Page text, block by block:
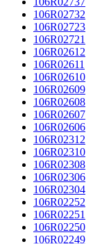
106R02732
106R02723
106R02721
106R02612
106R02611
106R02610
106R02609
106R02608
106R02607
106R02606
106R02312
106R02310
106R02308
106R02306
106R02304
106R02252
106R02251
106R02250
106R02249